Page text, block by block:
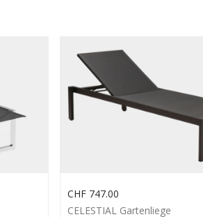
CELESTIAL Gartenliege
CHF 747.00